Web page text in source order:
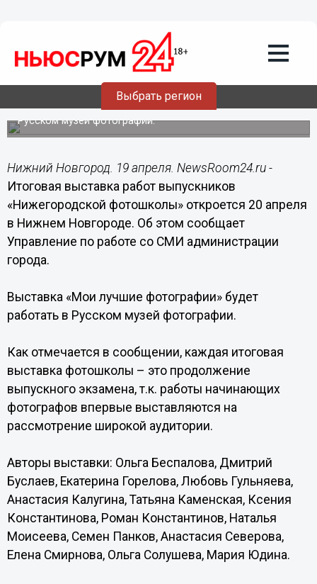
Выбрать регион
Итоговая выставка работ выпускников
«Нижегородской фотошколы»
откроется 20 апреля в Нижнем
Новгороде
Выставка «Мои лучшие фотографии» будет работать в
Русском музей фотографии.
Нижний Новгород. 19 апреля. NewsRoom24.ru -
Итоговая выставка работ выпускников
«Нижегородской фотошколы» откроется 20 апреля
в Нижнем Новгороде. Об этом сообщает
Управление по работе со СМИ администрации
города.
Выставка «Мои лучшие фотографии» будет
работать в Русском музей фотографии.
Как отмечается в сообщении, каждая итоговая
выставка фотошколы – это продолжение
выпускного экзамена, т.к. работы начинающих
фотографов впервые выставляются на
рассмотрение широкой аудитории.
Авторы выставки: Ольга Беспалова, Дмитрий
Буслаев, Екатерина Горелова, Любовь Гульняева,
Анастасия Калугина, Татьяна Каменская, Ксения
Константинова, Роман Константинов, Наталья
Моисеева, Семен Панков, Анастасия Северова,
Елена Смирнова, Ольга Солушева, Мария Юдина.